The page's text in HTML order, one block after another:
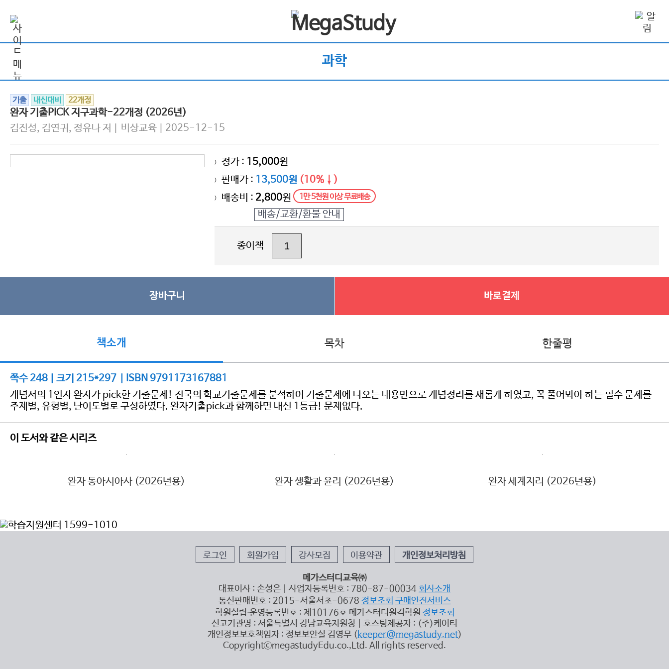
과학
기출 내신대비 22개정
완자 기출PICK 지구과학-22개정 (2026년)
김진성, 김연귀, 정유나 저 | 비상교육 | 2025-12-15
> 정가 : 15,000원
> 판매가 : 13,500원 (10%↓)
> 배송비 : 2,800원 1만 5천원 이상 무료배송
배송/교환/환불 안내
종이책
장바구니 바로결제
책소개 목차 한줄평
쪽수 248 | 크기 215*297 | ISBN 9791173167881
개념서의 1인자 완자가 pick한 기출문제! 전국의 학교기출문제를 분석하여 기출문제에 나오는 내용만으로 개념정리를 새롭게 하였고, 꼭 풀어봐야 하는 필수 문제를
주제별, 유형별, 난이도별로 구성하였다. 완자기출pick과 함께하면 내신 1등급! 문제없다.
이 도서와 같은 시리즈
완자 동아시아사 (2026년용) 완자 생활과 윤리 (2026년용) 완자 세계지리 (2026년용)
로그인 회원가입 강사모집 이용약관 개인정보처리방침
메가스터디교육㈜
대표이사 : 손성은 | 사업자등록번호 : 780-87-00034 회사소개
통신판매번호 : 2015-서울서초-0678 정보조회 구매안전서비스
학원설립∙운영등록번호 : 제10176호 메가스터디원격학원 정보조회
신고기관명 : 서울특별시 강남교육지원청 | 호스팅제공자 : (주)케이티
개인정보보호책임자 : 정보보안실 김영무 ( keeper@megastudy.net)
CopyrightⓒmegastudyEdu.co.,Ltd. All rights reserved.